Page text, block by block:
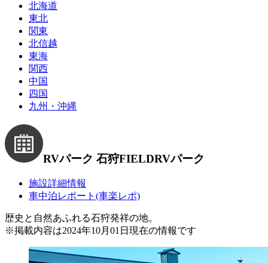
北海道
東北
関東
北信越
東海
関西
中国
四国
九州・沖縄
RVパーク 石狩FIELDRVパーク
施設詳細情報
車中泊レポート(車楽レポ)
歴史と自然あふれる石狩発祥の地。
※掲載内容は2024年10月01日現在の情報です